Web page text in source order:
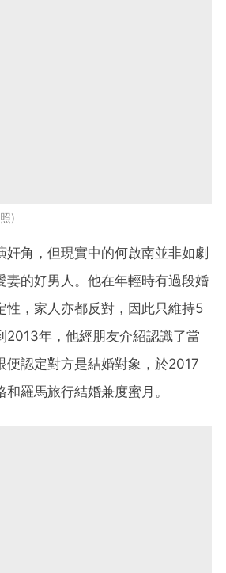
奸角，但現實中的何啟南並非如劇
妻的好男人。他在年輕時有過段婚
性，家人亦都反對，因此只維持5
2013年，他經朋友介紹認識了當
便認定對方是結婚對象，於2017
羅馬旅行結婚兼度蜜月。